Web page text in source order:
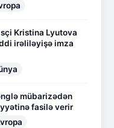
Kristina Lyutova
irəliləyişə imza
mübarizədən
fasilə verir